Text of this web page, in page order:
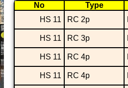
No Type
HS 11
RC 2p
HS 11 RC 3p
HS 11 RC 4p
HS 11 RC 4p